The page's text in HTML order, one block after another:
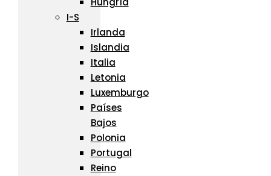
I-S
Irlanda
Islandia
Italia
Letonia
Luxemburgo
Países
Bajos
Polonia
Portugal
Reino